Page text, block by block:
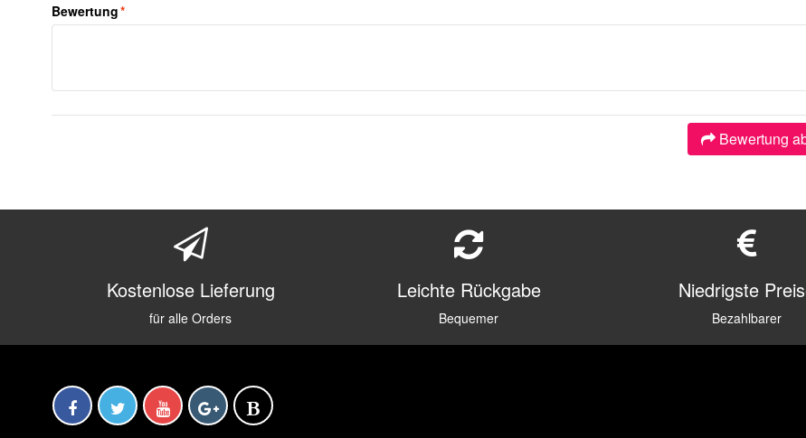
*
Bewertung
Bewertung
Kostenlose Lieferung
für alle Orders
Leichte Rückgabe
Bequemer
Niedrigste
Bezahlbarer